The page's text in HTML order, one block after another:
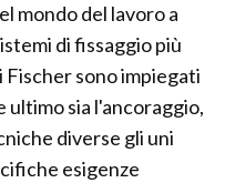
mondo del lavoro a
di fissaggio più
Fischer sono impiegati
ultimo sia l'ancoraggio,
diverse gli uni
esigenze